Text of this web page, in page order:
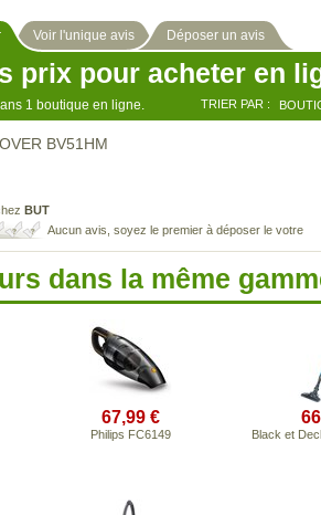
Voir l'unique avis Déposer un avis
prix pour acheter en
1 boutique en ligne. TRIER PAR :
BV51HM
BUT
Aucun avis, soyez le premier à déposer le votre
dans la même
67,99 €
Philips FC6149 Black et